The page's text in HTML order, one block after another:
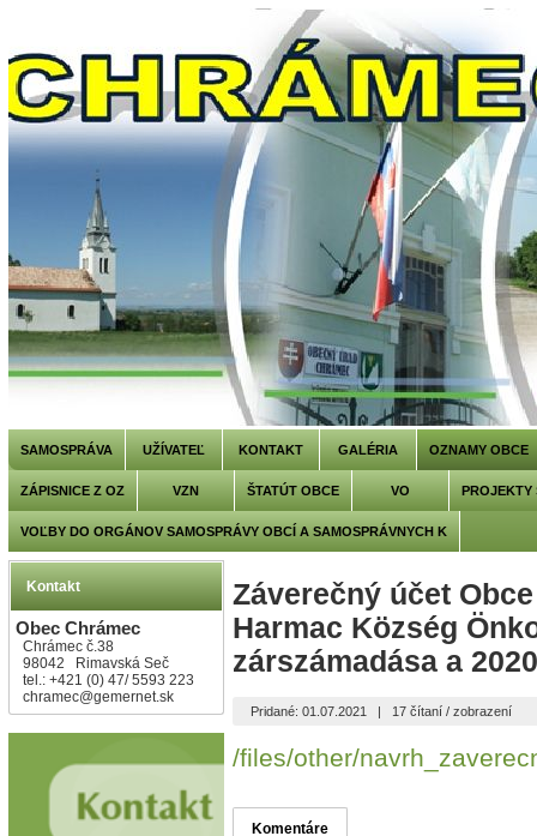
SAMOSPRÁVA UŽÍVATEĽ KONTAKT GALÉRIA OZNAMY OBCE
ZÁPISNICE Z OZ VZN ŠTATÚT OBCE VO PROJEKTY
VOĽBY DO ORGÁNOV SAMOSPRÁVY OBCÍ A SAMOSPRÁVNYCH K
Kontakt
Obec Chrámec
Chrámec č.38
98042 Rimavská Seč
tel.: +421 (0) 47/ 5593 223
chramec@gemernet.sk
Záverečný účet
Harmac Község
zárszámadása a
Pridané: 01.07.2021 | 17 čítaní / zobrazení
/files/other/
Komentáre